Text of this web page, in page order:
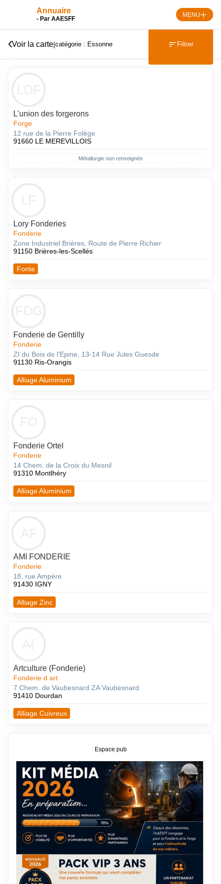
Annuaire
- Par AAESFF
MENU
Voir la carte|catégorie : Essonne Filtrer
L’union des forgerons
Forge
12 rue de la Pierre Folège
91660 LE MEREVILLOIS
Métallurgie non renseignée
Lory Fonderies
Fonderie
Zone Industriel Brières, Route de Pierre Richier
91150 Brières-les-Scellés
Fonte
Fonderie de Gentilly
Fonderie
ZI du Bois de l'Epine, 13-14 Rue Jules Guesde
91130 Ris-Orangis
Alliage Aluminium
Fonderie Ortel
Fonderie
14 Chem. de la Croix du Mesnil
91310 Montlhéry
Alliage Aluminium
AMI FONDERIE
Fonderie
18, rue Ampère
91430 IGNY
Alliage Zinc
Artculture (Fonderie)
Fonderie d art
7 Chem. de Vaubesnard ZA Vaubesnard
91410 Dourdan
Alliage Cuivreux
Espace pub